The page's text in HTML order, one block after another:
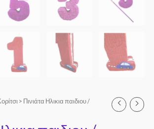
> Πινιάτα Ηλικια παιδιου /